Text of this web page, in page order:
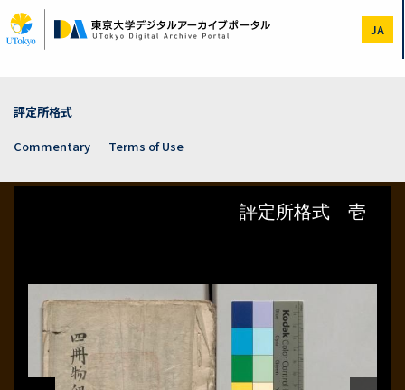
to
main
JA
評定所格式
Commentary
Terms of Use